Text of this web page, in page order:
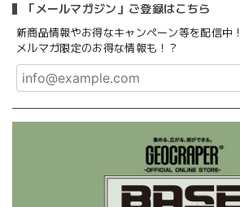
「メールマガジン」ご登録はこちら
新商品情報やお得なキャンペーン等を配信中！
メルマガ限定のお得な情報も！？